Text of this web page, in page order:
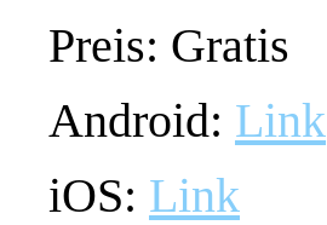
Preis: Gratis
Android: Link
iOS: Link